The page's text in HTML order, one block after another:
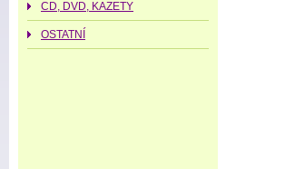
CD, DVD, KAZETY
OSTATNÍ